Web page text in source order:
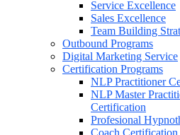
Service Excellence
Sales Excellence
Team Building
Outbound Programs
Digital Marketing Service
Certification Programs
NLP Practitioner
NLP Master
Certification
Profesional
Coach Certification